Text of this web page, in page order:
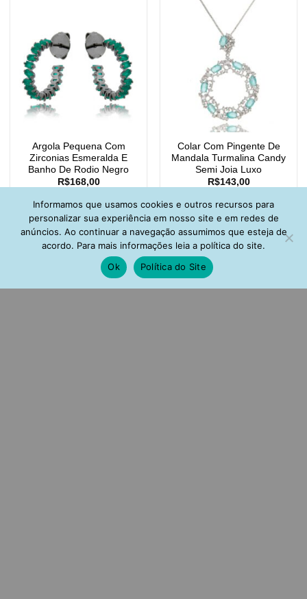
Argola Pequena Com
Zirconias Esmeralda E
Banho De Rodio Negro
R$168,00
Colar Com Pingente De
Mandala Turmalina Candy
Semi Joia Luxo
R$143,00
Informamos que usamos cookies e outros recursos para
personalizar sua experiência em nosso site e em redes de
anúncios. Ao continuar a navegação assumimos que esteja de
acordo. Para mais informações leia a política do site.
Ok
Política do Site